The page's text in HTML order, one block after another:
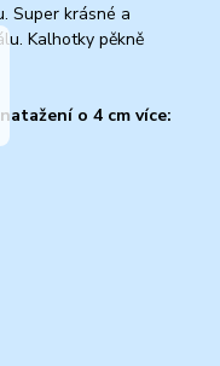
Super krásné a
Kalhotky pěkně
o 4 cm více: